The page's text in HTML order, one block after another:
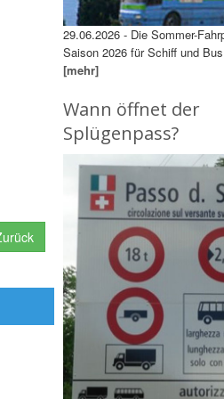
29.06.2026 - Die Sommer-
Saison 2026 für Schiff und
[mehr]
Wann öffnet der
Splügenpass?